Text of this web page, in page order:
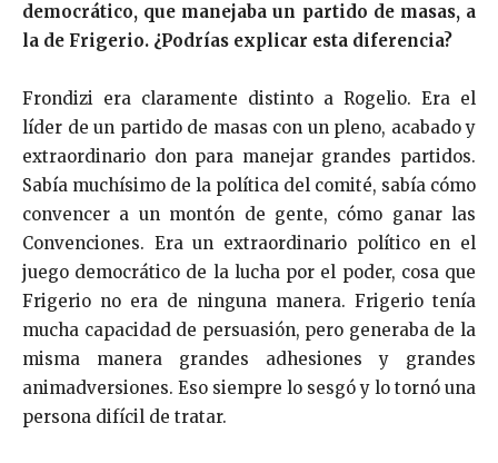
democrático, que manejaba un partido de masas, a
la de Frigerio. ¿Podrías explicar esta diferencia?
Frondizi era claramente distinto a Rogelio. Era el
líder de un partido de masas con un pleno, acabado y
extraordinario don para manejar grandes partidos.
Sabía muchísimo de la política del comité, sabía cómo
convencer a un montón de gente, cómo ganar las
Convenciones. Era un extraordinario político en el
juego democrático de la lucha por el poder, cosa que
Frigerio no era de ninguna manera. Frigerio tenía
mucha capacidad de persuasión, pero generaba de la
misma manera grandes adhesiones y grandes
animadversiones. Eso siempre lo sesgó y lo tornó una
persona difícil de tratar.